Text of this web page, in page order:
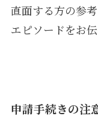
直面する方の参
エピソードをお伝
申請手続きの注